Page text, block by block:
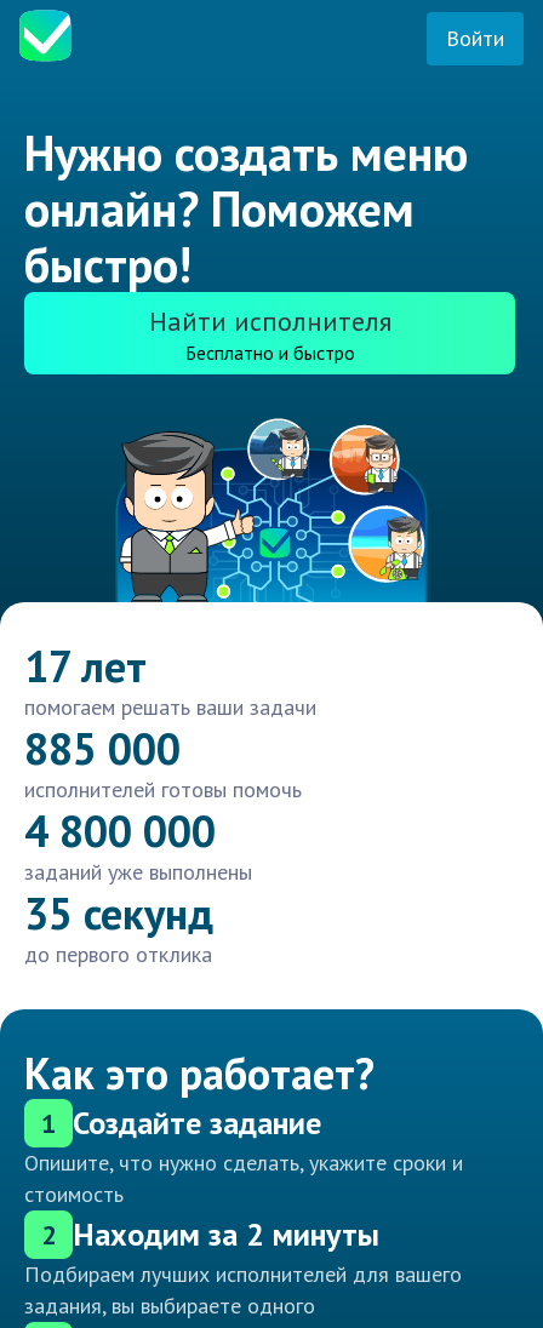
Войти
Нужно создать меню
онлайн? Поможем
быстро!
Найти исполнителя
Бесплатно и быстро
17 лет
помогаем решать ваши задачи
885 000
исполнителей готовы помочь
4 800 000
заданий уже выполнены
35 секунд
до первого отклика
Как это работает?
1 Создайте задание
Опишите, что нужно сделать, укажите сроки и
стоимость
2 Находим за 2 минуты
Подбираем лучших исполнителей для вашего
задания, вы выбираете одного